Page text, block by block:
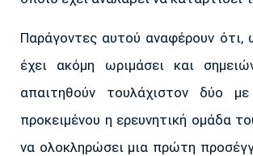
Παράγοντες αυτού αναφέρουν
έχει ακόμη ωριμάσει και
απαιτηθούν τουλάχιστον δύο
προκειμένου η ερευνητική ομάδα
να ολοκληρώσει μια πρώτη